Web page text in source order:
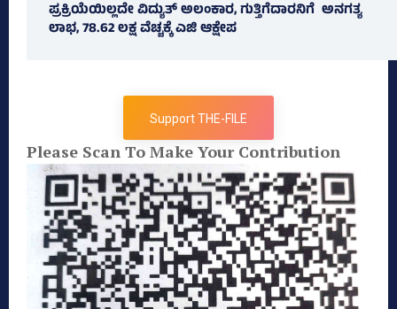
ಪ್ರಕ್ರಿಯೆಯಿಲ್ಲದೇ ವಿದ್ಯುತ್‌ ಅಲಂಕಾರ, ಗುತ್ತಿಗೆದಾರನಿಗೆ ಅನಗತ್ಯ
ಲಾಭ, 78.62 ಲಕ್ಷ ವೆಚ್ಚಕ್ಕೆ ಎಜಿ ಆಕ್ಷೇಪ
Support THE-FILE
Please Scan To Make Your Contribution